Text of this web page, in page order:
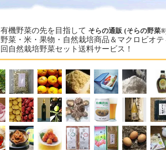
有機野菜の先を目指して そらの通販 (そらの野菜
野菜・米・果物・自然栽培商品＆マクロビオ
回自然栽培野菜セット送料サービス！